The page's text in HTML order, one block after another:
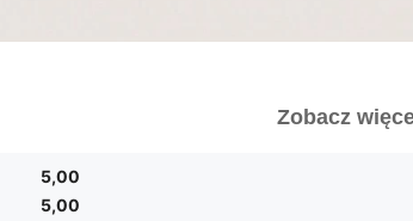
Zobacz
5,00
5,00